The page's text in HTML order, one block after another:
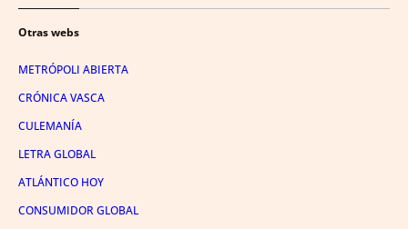
Otras webs
METRÓPOLI ABIERTA
CRÓNICA VASCA
CULEMANÍA
LETRA GLOBAL
ATLÁNTICO HOY
CONSUMIDOR GLOBAL